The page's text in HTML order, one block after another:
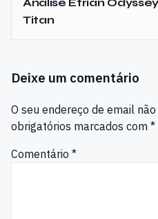
Análise Etrian
Titan
Deixe um comentário
O seu endereço de email
obrigatórios marcados com *
Comentário *